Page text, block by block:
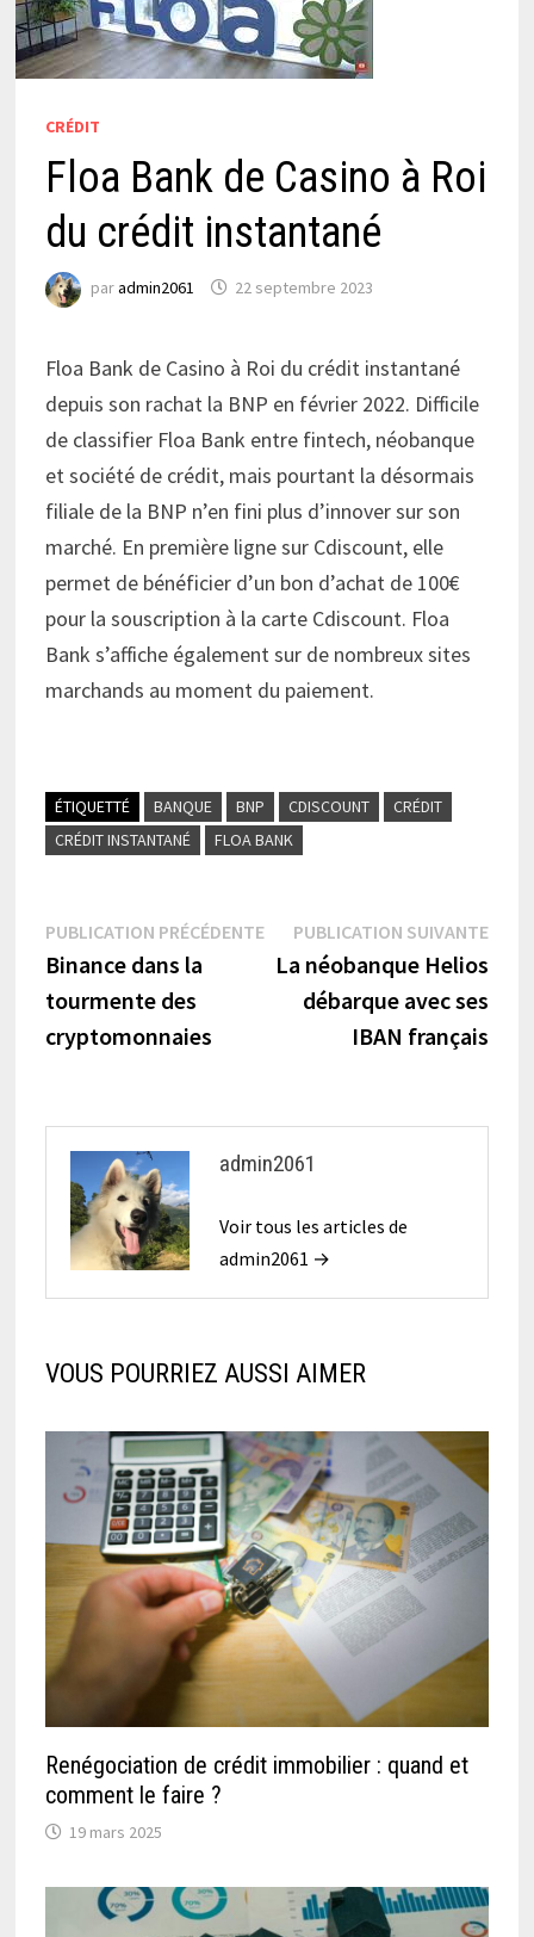
CRÉDIT
Floa Bank de Casino à Roi
du crédit instantané
paradmin2061 22 septembre 2023
Floa Bank de Casino à Roi du crédit instantané
depuis son rachat la BNP en février 2022. Difficile
de classifier Floa Bank entre fintech, néobanque
et société de crédit, mais pourtant la désormais
filiale de la BNP n’en fini plus d’innover sur son
marché. En première ligne sur Cdiscount, elle
permet de bénéficier d’un bon d’achat de 100€
pour la souscription à la carte Cdiscount. Floa
Bank s’affiche également sur de nombreux sites
marchands au moment du paiement.
ÉTIQUETTÉ BANQUE BNP CDISCOUNT
CRÉDIT
CRÉDIT INSTANTANÉ
FLOA BANK
Navigation
de
l’article
PUBLICATION PRÉCÉDENTEPublication
précédente :
Binance dans la
tourmente des
cryptomonnaies
PUBLICATION SUIVANTE
La néobanque Helios
débarque avec ses
IBAN français
admin2061
Voir tous les articles de
admin2061 →
VOUS POURRIEZ AUSSI AIMER
Renégociation de crédit immobilier : quand et
comment le faire ?
19 mars 2025